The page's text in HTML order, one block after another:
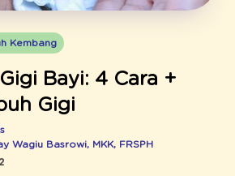
Kembang
Bayi: 4 Cara +
Gigi
Wagiu Basrowi, MKK, FRSPH